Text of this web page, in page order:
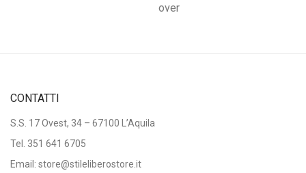
over
CONTATTI
S.S. 17 Ovest, 34 – 67100 L’Aquila
Tel. 351 641 6705
Email: store@stileliberostore.it